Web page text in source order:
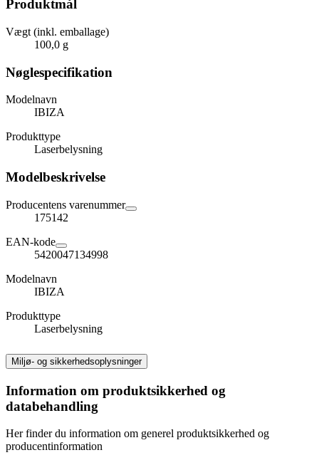
Produktmål
Vægt (inkl. emballage)
100,0 g
Nøglespecifikation
Modelnavn
IBIZA
Produkttype
Laserbelysning
Modelbeskrivelse
Producentens varenummer
175142
EAN-kode
5420047134998
Modelnavn
IBIZA
Produkttype
Laserbelysning
Miljø- og sikkerhedsoplysninger
Information om produktsikkerhed og
databehandling
Her finder du information om generel produktsikkerhed og
producentinformation